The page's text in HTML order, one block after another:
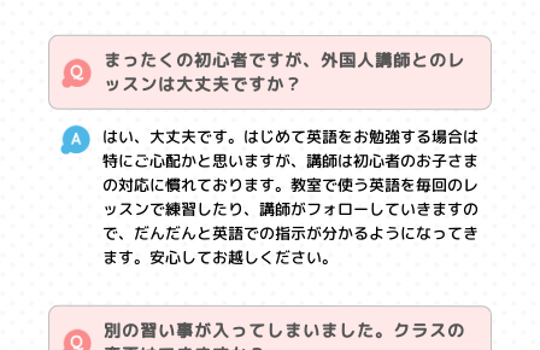
まったくの初心者ですが、外国人講師とのレ
ッスンは大丈夫ですか？
はい、大丈夫です。はじめて英語をお勉強する場合は
特にご心配かと思いますが、講師は初心者のお子さま
の対応に慣れております。教室で使う英語を毎回のレ
ッスンで練習したり、講師がフォローしていきますの
で、だんだんと英語での指示が分かるようになってき
ます。安心してお越しください。
別の習い事が入ってしまいました。クラスの